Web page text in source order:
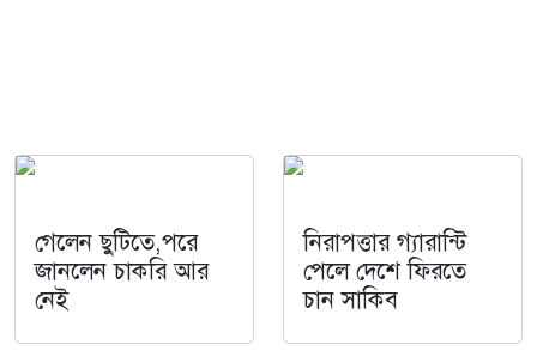
গেলেন ছুটিতে,পরে
জানলেন চাকরি আর
নেই
নিরাপত্তার গ্যারান্টি
পেলে দেশে ফিরতে
চান সাকিব